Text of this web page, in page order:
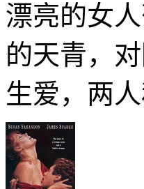
漂亮的女
的天青，
生爱，两